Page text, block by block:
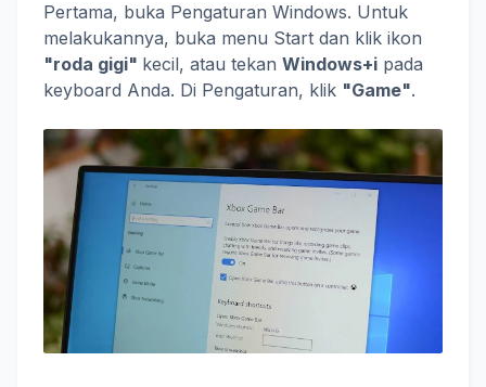
Pertama, buka Pengaturan Windows. Untuk
melakukannya, buka menu Start dan klik ikon
"roda gigi" kecil, atau tekan Windows+i pada
keyboard Anda. Di Pengaturan, klik "Game".